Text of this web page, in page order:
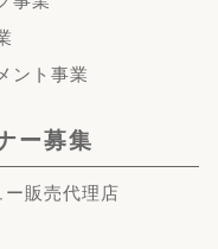
ント事業
ー募集
販売代理店